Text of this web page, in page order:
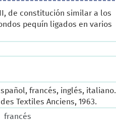
de constitución similar a los
pequín ligados en varios
francés, inglés, italiano.
Textiles Anciens, 1963.
francés